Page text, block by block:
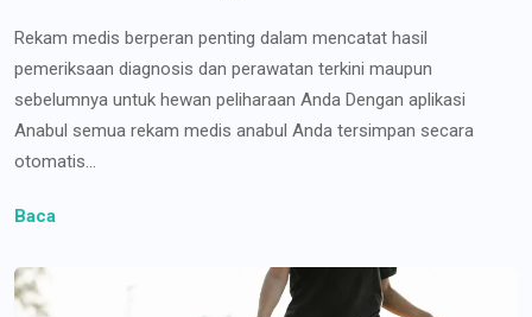
Rekam medis berperan penting dalam mencatat hasil
pemeriksaan diagnosis dan perawatan terkini maupun
sebelumnya untuk hewan peliharaan Anda Dengan aplikasi
Anabul semua rekam medis anabul Anda tersimpan secara
otomatis...
Baca